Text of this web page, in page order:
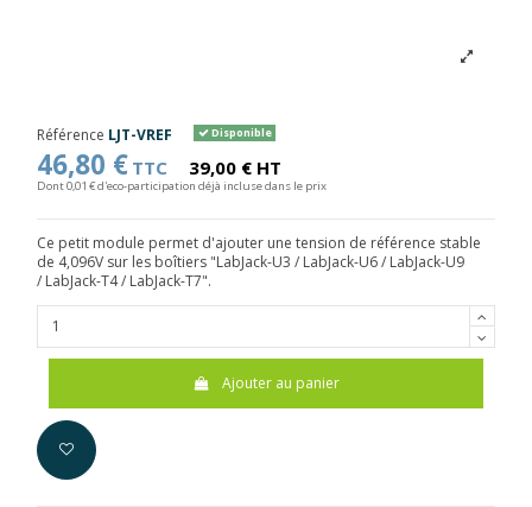
Référence LJT-VREF Disponible
46,80 € TTC 39,00 € HT
Dont 0,01 € d'eco-participation déjà incluse dans le prix
Ce petit module permet d'ajouter une tension de référence stable
de 4,096V sur les boîtiers "LabJack-U3 / LabJack-U6 / LabJack-U9
/ LabJack-T4 / LabJack-T7".
Ajouter au panier